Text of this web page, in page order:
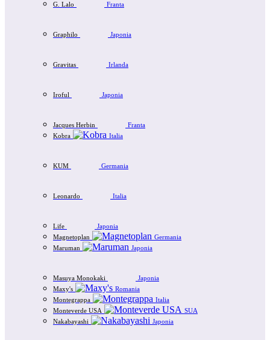
G. Lalo Franta
Graphilo Japonia
Gravitas Irlanda
Iroful Japonia
Jacques Herbin
Franta
Kobra
Italia
KUM Germania
Leonardo Italia
Life
Japonia
Magnetoplan
Germania
Maruman
Japonia
Masuya Monokaki
Japonia
Maxy's
Romania
Montegrappa
Italia
Monteverde USA
SUA
Nakabayashi
Japonia